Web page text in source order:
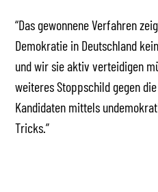
“Das gewonnene Verfahren
Demokratie in Deutschland
und wir sie aktiv verteidigen
weiteres Stoppschild gegen
Kandidaten mittels
Tricks.”